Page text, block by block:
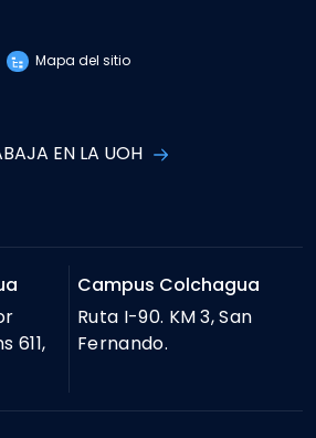
Mapa del sitio
EN LA UOH
611,
Campus Colchagua
Ruta I-90. KM 3, San
Fernando.